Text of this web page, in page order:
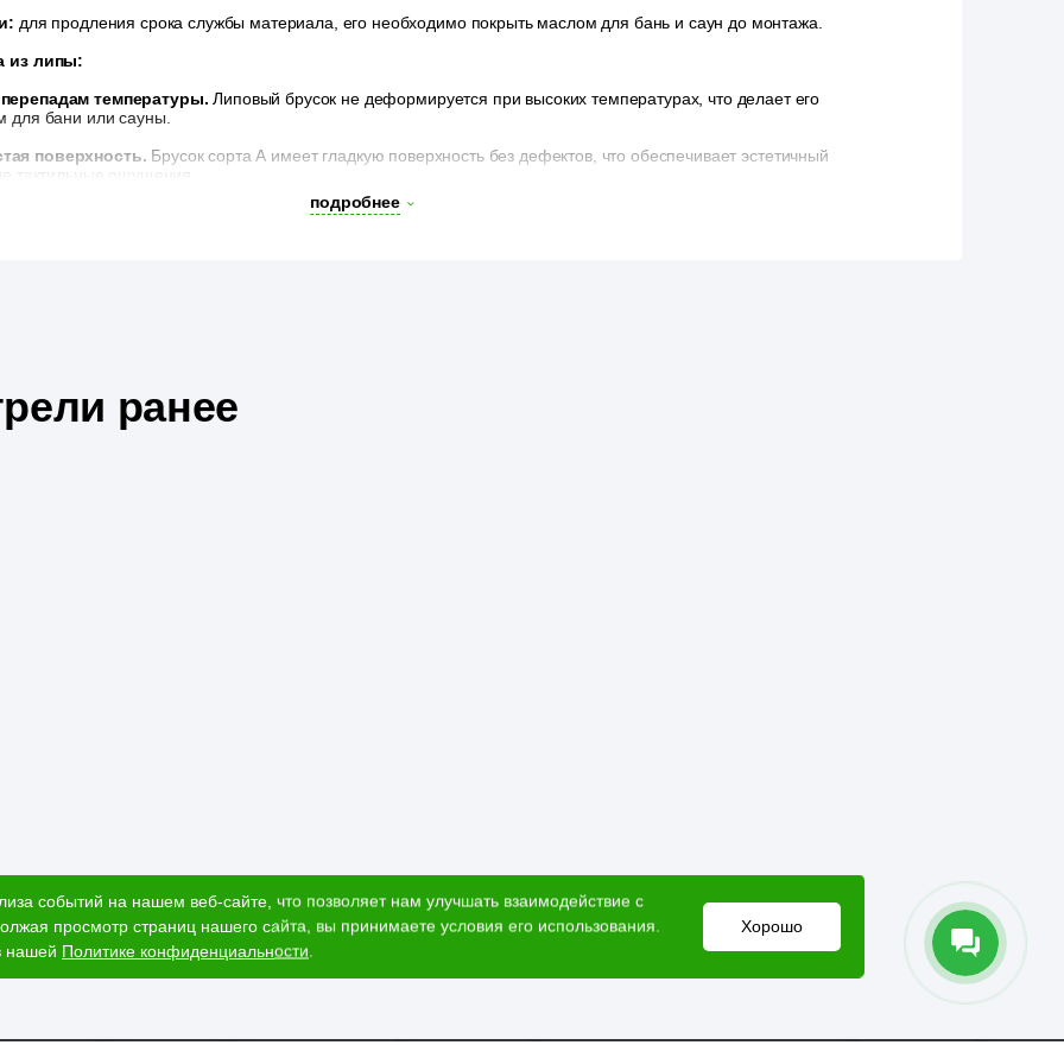
для продления срока службы материала, его необходимо покрыть маслом для бань и саун до монтажа.
из липы:
температуры. Липовый брусок не деформируется при высоких температурах, что делает его
бани или сауны.
поверхность. Брусок сорта А имеет гладкую поверхность без дефектов, что обеспечивает эстетичный
Строганная со всех сторон поверхность бруска облегчает процесс установки и гарантируют точную геометрию
подробнее
ранее
событий на нашем веб-сайте, что позволяет нам улучшать взаимодействие с
просмотр страниц нашего сайта, вы принимаете условия его использования.
нашей Политике конфиденциальности.
Хорошо